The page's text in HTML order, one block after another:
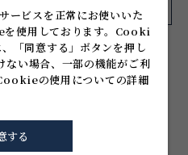
シェアする
シカルな雰囲気を演出。
ービスを正常にお使いいた
使用しております。 Cooki
「同意する」ボタンを押し
ない場合、一部の機能がご利
の使用についての詳細
する